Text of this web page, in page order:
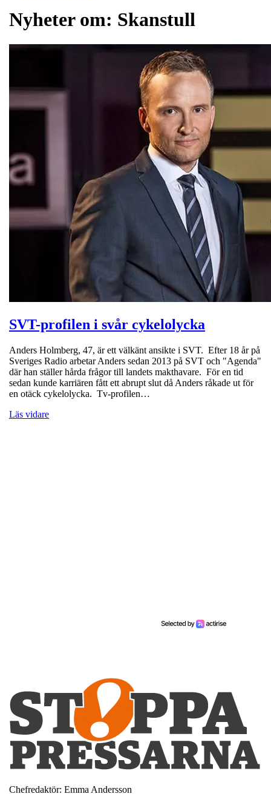
Nyheter om: Skanstull
SVT-profilen i svår cykelolycka
Anders Holmberg, 47, är ett välkänt ansikte i SVT. Efter 18 år på
Sveriges Radio arbetar Anders sedan 2013 på SVT och "Agenda"
där han ställer hårda frågor till landets makthavare. För en tid
sedan kunde karriären fått ett abrupt slut då Anders råkade ut för
en otäck cykelolycka. Tv-profilen…
Läs vidare
Chefredaktör: Emma Andersson